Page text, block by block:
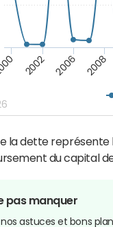
2002 2006 2008
la dette
du capital
pas manquer
nos astuces et bons